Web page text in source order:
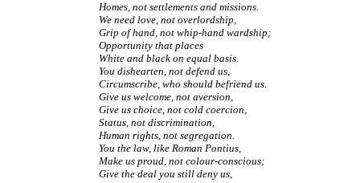
Homes, not settlements and missions.
We need love, not overlordship,
Grip of hand, not whip-hand wardship;
Opportunity that places
White and black on equal basis.
You dishearten, not defend us,
Circumscribe, who should befriend us.
Give us welcome, not aversion,
Give us choice, not cold coercion,
Status, not discrimination,
Human rights, not segregation.
You the law, like Roman Pontius,
Make us proud, not colour-conscious;
Give the deal you still deny us,